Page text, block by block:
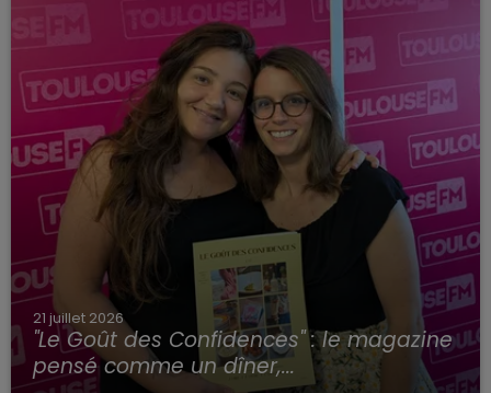
21 juillet 2026
"Le Goût des Confidences" : le magazine
pensé comme un dîner,...